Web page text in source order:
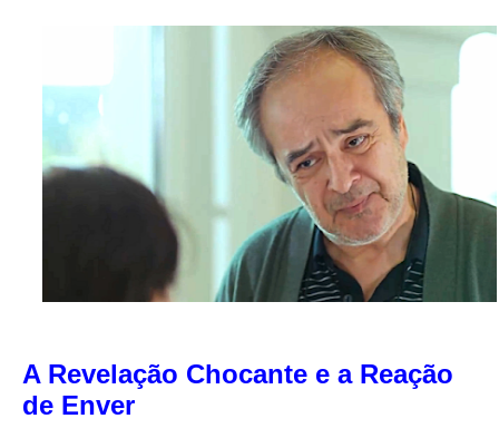
A Revelação Chocante e a Reação
de Enver